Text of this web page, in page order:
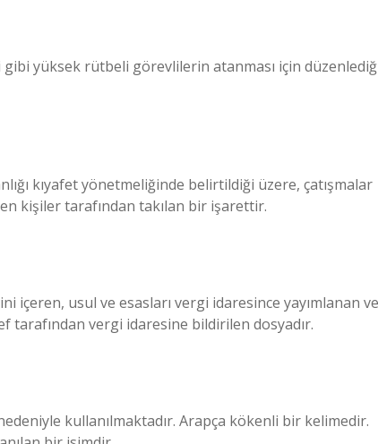
yüksek rütbeli görevlilerin atanması için
kıyafet yönetmeliğinde belirtildiği üzere, çatışmalar
kişiler tarafından takılan bir işarettir.
içeren, usul ve esasları vergi idaresince yayımlanan ve
vergi idaresine bildirilen dosyadır.
kullanılmaktadır. Arapça kökenli bir kelimedir.